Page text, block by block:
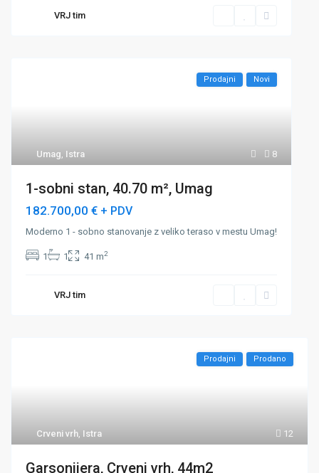
VRJ tim
8
Umag, Istra
Prodajni Novi
1-sobni stan, 40.70 m², Umag
182.700,00 € + PDV
Moderno 1 - sobno stanovanje z veliko teraso v mestu Umag!
1 1 41 m2
VRJ tim
12
Crveni vrh, Istra
Prodajni Prodano
Garsonijera, Crveni vrh, 44m2